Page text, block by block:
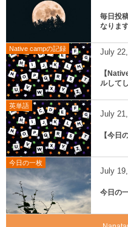
毎日投
なります
Native campの記録 July 22
【
ルして
英単語
July 21
【今
今日の一枚
July 19
今日の